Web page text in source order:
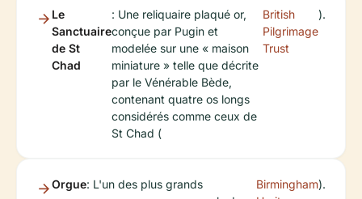
Le
Sanctuaire
de St
Chad
: Une reliquaire plaqué or,
conçue par Pugin et
modelée sur une « maison
miniature » telle que décrite
par le Vénérable Bède,
contenant quatre os longs
considérés comme ceux de
St Chad (
British
Pilgrimage
Trust
).
Orgue: L'un des plus grands
Birmingham).